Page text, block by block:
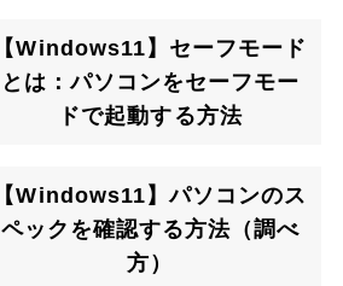
【Windows11】セーフモード
とは：パソコンをセーフモー
ドで起動する方法
【Windows11】パソコンのス
ペックを確認する方法（調べ
方）